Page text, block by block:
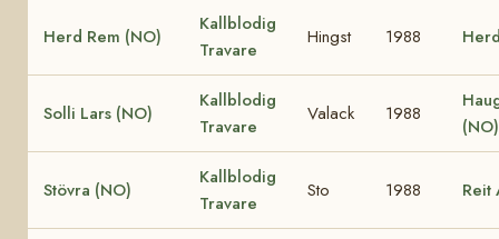
Herd Rem (NO)
Kallblodig
Travare
Hingst 1988
Solli Lars (NO)
Kallblodig
Travare
Valack 1988
(NO)
Stövra (NO)
Kallblodig
Travare
Sto 1988 Reit